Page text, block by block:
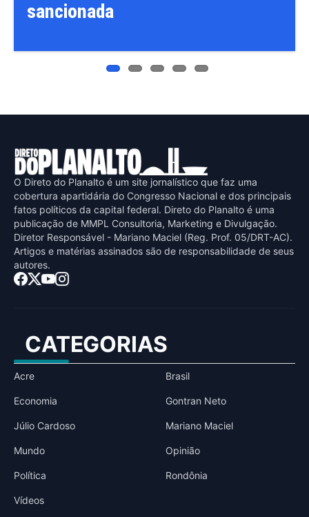
sancionada
O Direto do Planalto é um site jornalístico que faz uma
cobertura apartidária do Congresso Nacional e dos principais
fatos políticos da capital federal. Direto do Planalto é uma
publicaçāo de MMPL Consultoria, Marketing e Divulgaçāo.
Diretor Responsável - Mariano Maciel (Reg. Prof. 05/DRT-AC).
Artigos e matérias assinados sāo de responsabilidade de seus
autores.
CATEGORIAS
Acre Brasil
Economia Gontran Neto
Júlio Cardoso Mariano Maciel
Mundo Opinião
Política Rondônia
Vídeos